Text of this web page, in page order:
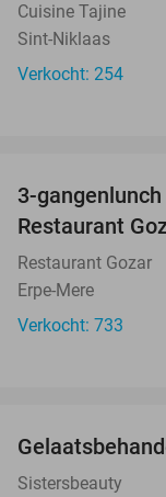
Cuisine Tajine
Sint-Niklaas
Verkocht: 254
3-
Restaurant
Restaurant Gozar
Erpe-Mere
Verkocht: 733
Sistersbeauty